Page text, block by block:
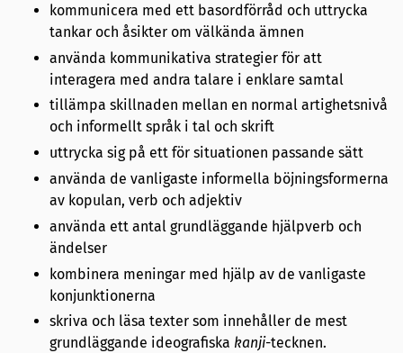
kommunicera med ett basordförråd och uttrycka
tankar och åsikter om välkända ämnen
använda kommunikativa strategier för att
interagera med andra talare i enklare samtal
tillämpa skillnaden mellan en normal artighetsnivå
och informellt språk i tal och skrift
uttrycka sig på ett för situationen passande sätt
använda de vanligaste informella böjningsformerna
av kopulan, verb och adjektiv
använda ett antal grundläggande hjälpverb och
ändelser
kombinera meningar med hjälp av de vanligaste
konjunktionerna
skriva och läsa texter som innehåller de mest
grundläggande ideografiska kanji-tecknen.